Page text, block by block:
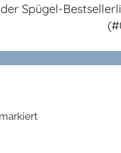
Spügel-
markiert